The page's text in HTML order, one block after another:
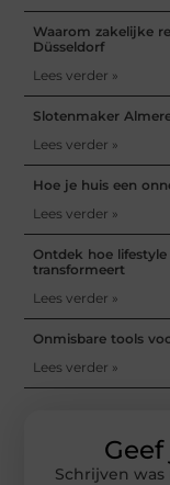
Waarom zakelijke
Düsseldorf
Lees verder »
Slotenmaker
Lees verder »
Hoe je huis een
Lees verder »
Ontdek hoe
transformeert
Lees verder »
Onmisbare tools
Lees verder »
Schrijven